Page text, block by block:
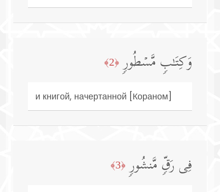
وَكِتَـٰبࣲ مَّسۡطُورࣲ ﴿2﴾
и книгой, начертанной [Кораном]
فِی رَقࣲّ مَّنشُورࣲ ﴿3﴾